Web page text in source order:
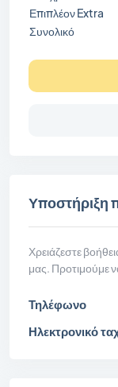
Επιπλέον Extra
Συνολικό
Υποστήριξη
Χρειάζεστε
μας. Προτιμούμε
Τηλέφωνο
Ηλεκτρονικό